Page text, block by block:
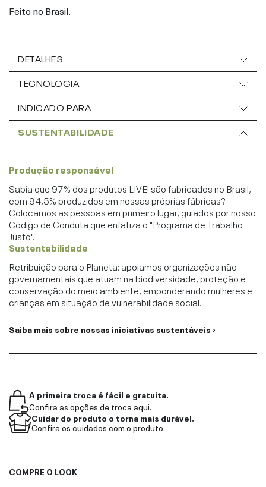
Feito no Brasil.
DETALHES
TECNOLOGIA
INDICADO PARA
SUSTENTABILIDADE
Produção responsável
Sabia que 97% dos produtos LIVE! são fabricados no Brasil,
com 94,5% produzidos em nossas próprias fábricas?
Colocamos as pessoas em primeiro lugar, guiados por nosso
Código de Conduta que enfatiza o "Programa de Trabalho
Justo".
Sustentabilidade
Retribuição para o Planeta: apoiamos organizações não
governamentais que atuam na biodiversidade, proteção e
conservação do meio ambiente, emponderando mulheres e
crianças em situação de vulnerabilidade social.
Saiba mais sobre nossas iniciativas sustentáveis ›
A primeira troca é fácil e gratuita.
Confira as opções de troca aqui.
Cuidar do produto o torna mais durável.
Confira os cuidados com o produto.
COMPRE O LOOK